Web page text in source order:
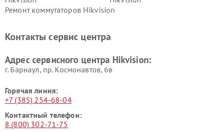
Ремонт коммутаторов Hikvision
Контакты сервис центра
Адрес сервисного центра Hikvision:
г. Барнаул, ​пр. Космонавтов, 6в
Горячая линия:
+7 (385) 254-68-04
Контактный телефон:
8 (800) 302-71-75